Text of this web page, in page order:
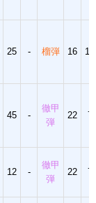
25 - 榴弾 16
45 -
徹甲
弾
22
12 -
徹甲
弾
22